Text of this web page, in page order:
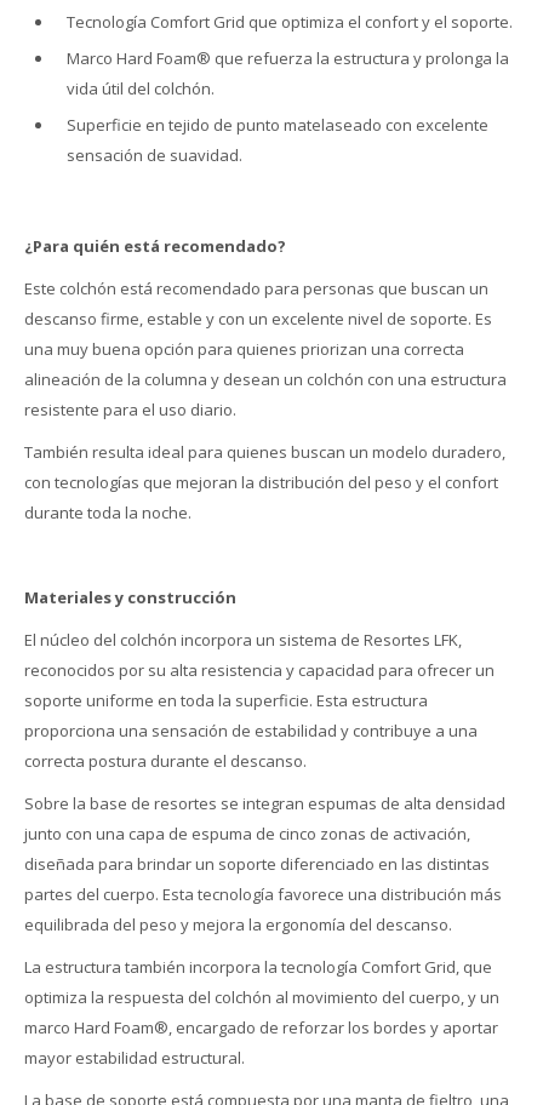
Tecnología Comfort Grid que optimiza el confort y el soporte.
Marco Hard Foam® que refuerza la estructura y prolonga la
vida útil del colchón.
Superficie en tejido de punto matelaseado con excelente
sensación de suavidad.
¿Para quién está recomendado?
Este colchón está recomendado para personas que buscan un
descanso firme, estable y con un excelente nivel de soporte. Es
una muy buena opción para quienes priorizan una correcta
alineación de la columna y desean un colchón con una estructura
resistente para el uso diario.
También resulta ideal para quienes buscan un modelo duradero,
con tecnologías que mejoran la distribución del peso y el confort
durante toda la noche.
Materiales y construcción
El núcleo del colchón incorpora un sistema de Resortes LFK,
reconocidos por su alta resistencia y capacidad para ofrecer un
soporte uniforme en toda la superficie. Esta estructura
proporciona una sensación de estabilidad y contribuye a una
correcta postura durante el descanso.
Sobre la base de resortes se integran espumas de alta densidad
junto con una capa de espuma de cinco zonas de activación,
diseñada para brindar un soporte diferenciado en las distintas
partes del cuerpo. Esta tecnología favorece una distribución más
equilibrada del peso y mejora la ergonomía del descanso.
La estructura también incorpora la tecnología Comfort Grid, que
optimiza la respuesta del colchón al movimiento del cuerpo, y un
marco Hard Foam®, encargado de reforzar los bordes y aportar
mayor estabilidad estructural.
La base de soporte está compuesta por una manta de fieltro, una